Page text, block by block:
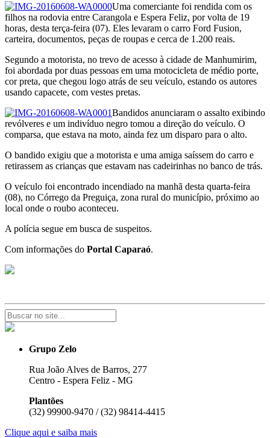
Uma comerciante foi rendida com os
filhos na rodovia entre Carangola e Espera Feliz, por volta de 19
horas, desta terça-feira (07). Eles levaram o carro Ford Fusion,
carteira, documentos, peças de roupas e cerca de 1.200 reais.
Segundo a motorista, no trevo de acesso à cidade de Manhumirim,
foi abordada por duas pessoas em uma motocicleta de médio porte,
cor preta, que chegou logo atrás de seu veículo, estando os autores
usando capacete, com vestes pretas.
Bandidos anunciaram o assalto exibindo
revólveres e um indivíduo negro tomou a direção do veículo. O
comparsa, que estava na moto, ainda fez um disparo para o alto.
O bandido exigiu que a motorista e uma amiga saíssem do carro e
retirassem as crianças que estavam nas cadeirinhas no banco de trás.
O veículo foi encontrado incendiado na manhã desta quarta-feira
(08), no Córrego da Preguiça, zona rural do município, próximo ao
local onde o roubo aconteceu.
A polícia segue em busca de suspeitos.
Com informações do Portal Caparaó.
Grupo Zelo
Rua João Alves de Barros, 277
Centro - Espera Feliz - MG
Plantões
(32) 99900-9470 / (32) 98414-4415
Clique aqui e saiba mais